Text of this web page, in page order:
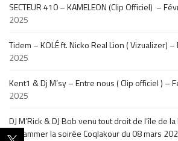
SECTEUR 410 – KAMELEON (Clip Officiel) –
2025
Tidem – KOLÉ ft. Nicko Real Lion ( Vizualizer)
2025
Kent1 & Dj M’sy – Entre nous ( Clip officiel ) –
2025
DJ M’Rick & DJ Bob venu tout droit de l’île de
enflammer la soirée Coqlakour du 08 mars